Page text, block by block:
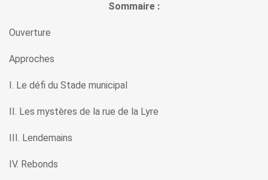
Sommaire :
Ouverture
Approches
I. Le défi du Stade municipal
II. Les mystères de la rue de la Lyre
III. Lendemains
IV. Rebonds